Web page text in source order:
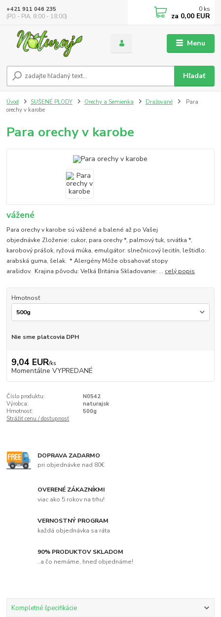
Menu
Hľadať
+421 911 046 235
(PO - PIA, 8:00 - 18:00)
0 ks
za 0,00 EUR
Úvod SUŠENÉ PLODY Orechy a Semienka Dražované
Para
orechy v karobe
Para orechy v karobe
vážené
Para orechy v karobe sú vážené a balené až po Vašej
objednávke Zloženie: cukor, para orechy *, palmový tuk, srvátka *,
karobový prášok, ryžová múka, emulgátor: slnečnicový lecitín, leštidlo:
arabská guma, šelak. * Alergény Môže obsahovať stopy
arašidov. Krajina pôvodu: Veľká Británia Skladovanie: ... celý popis
Hmotnosť
Nie sme platcovia DPH
9,04 EUR/ks
Momentálne VYPREDANÉ
Číslo produktu:
N0542
Výrobca:
naturajsk
Hmotnosť:
500g
Strážiť cenu / dostupnosť
DOPRAVA ZADARMO
pri objednávke nad 80€
OVERENÉ ZÁKAZNÍKMI
viac ako 5 rokov na trhu!
VERNOSTNÝ PROGRAM
každá objednávka sa ráta
90% PRODUKTOV SKLADOM
..a čo nemáme, hneď objednáme!
Kompletné špecifikácie